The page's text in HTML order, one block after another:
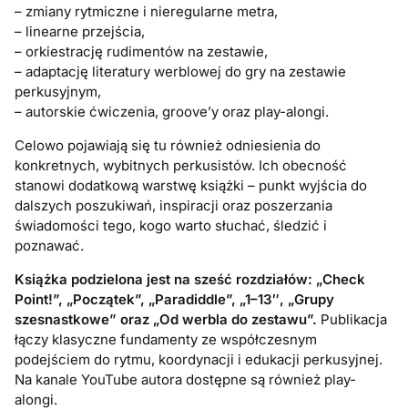
– zmiany rytmiczne i nieregularne metra,
– linearne przejścia,
– orkiestrację rudimentów na zestawie,
– adaptację literatury werblowej do gry na zestawie
perkusyjnym,
– autorskie ćwiczenia, groove’y oraz play-alongi.
Celowo pojawiają się tu również odniesienia do
konkretnych, wybitnych perkusistów. Ich obecność
stanowi dodatkową warstwę książki – punkt wyjścia do
dalszych poszukiwań, inspiracji oraz poszerzania
świadomości tego, kogo warto słuchać, śledzić i
poznawać.
Książka podzielona jest na sześć rozdziałów: „Check
Point!”, „Początek”, „Paradiddle”, „1–13″, „Grupy
szesnastkowe” oraz „Od werbla do zestawu”. Publikacja
łączy klasyczne fundamenty ze współczesnym
podejściem do rytmu, koordynacji i edukacji perkusyjnej.
Na kanale YouTube autora dostępne są również play-
alongi.